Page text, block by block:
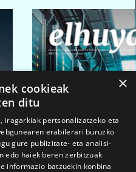
×
cookieak
ditu
iragarkiak pertsonalizatzeko eta
erabilerari buruzko
gure publizitate- eta analisi-
edo haiek beren zerbitzuak
informazio batzuekin konbina